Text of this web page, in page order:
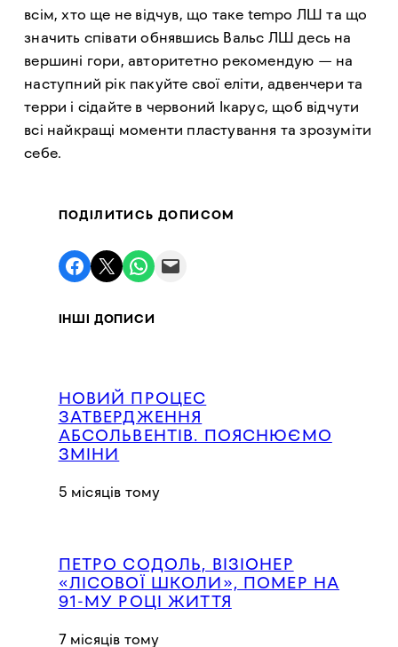
всім, хто ще не відчув, що таке tempo ЛШ та що
значить співати обнявшись Вальс ЛШ десь на
вершині гори, авторитетно рекомендую — на
наступний рік пакуйте свої еліти, адвенчери та
терри і сідайте в червоний Ікарус, щоб відчути
всі найкращі моменти пластування та зрозуміти
себе.
ПОДІЛИТИСЬ ДОПИСОМ
Поділитись у Facebook Поділитись в X Поділитись у WhatsApp Надіслати поштою
ІНШІ ДОПИСИ
НОВИЙ ПРОЦЕС
ЗАТВЕРДЖЕННЯ
АБСОЛЬВЕНТІВ. ПОЯСНЮЄМО
ЗМІНИ
5 місяців тому
ПЕТРО СОДОЛЬ, ВІЗІОНЕР
«ЛІСОВОЇ ШКОЛИ», ПОМЕР НА
91-МУ РОЦІ ЖИТТЯ
7 місяців тому